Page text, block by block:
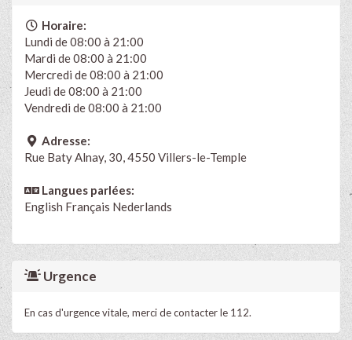
Horaire:
Lundi de 08:00 à 21:00
Mardi de 08:00 à 21:00
Mercredi de 08:00 à 21:00
Jeudi de 08:00 à 21:00
Vendredi de 08:00 à 21:00
Adresse:
Rue Baty Alnay, 30, 4550 Villers-le-Temple
Langues parlées:
English Français Nederlands
Urgence
En cas d'urgence vitale, merci de contacter le 112.